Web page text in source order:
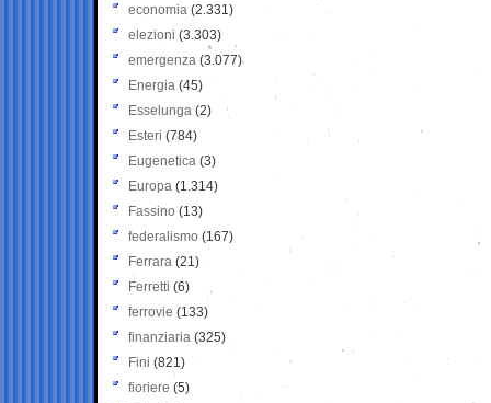
economia (2.331)
elezioni (3.303)
emergenza (3.077)
Energia (45)
Esselunga (2)
Esteri (784)
Eugenetica (3)
Europa (1.314)
Fassino (13)
federalismo (167)
Ferrara (21)
Ferretti (6)
ferrovie (133)
finanziaria (325)
Fini (821)
fioriere (5)